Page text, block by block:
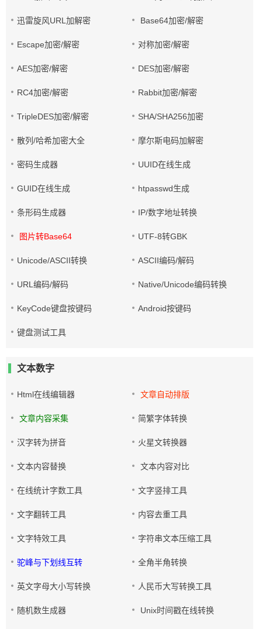
迅雷旋风URL加解密 Base64加密/解密
Escape加密/解密 对称加密/解密
AES加密/解密 DES加密/解密
RC4加密/解密 Rabbit加密/解密
TripleDES加密/解密 SHA/SHA256加密
散列/哈希加密大全 摩尔斯电码加解密
密码生成器 UUID在线生成
GUID在线生成 htpasswd生成
条形码生成器 IP/数字地址转换
图片转Base64 UTF-8转GBK
Unicode/ASCII转换 ASCII编码/解码
URL编码/解码 Native/Unicode编码转换
KeyCode键盘按键码 Android按键码
键盘测试工具
文本数字
Html在线编辑器 文章自动排版
文章内容采集 简繁字体转换
汉字转为拼音 火星文转换器
文本内容替换 文本内容对比
在线统计字数工具 文字竖排工具
文字翻转工具 内容去重工具
文字特效工具 字符串文本压缩工具
驼峰与下划线互转 全角半角转换
英文字母大小写转换 人民币大写转换工具
随机数生成器 Unix时间戳在线转换